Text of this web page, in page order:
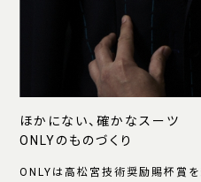
ほかにない、確かなスーツ
ONLYのものづくり
ONLYは高松宮技術奨励賜杯賞を